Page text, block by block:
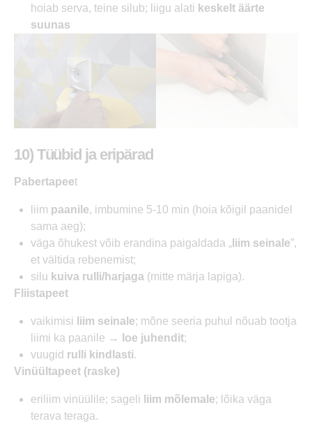
hoiab serva, teine silub; liigu alati keskelt äärte
suunas
10) Tüübid ja eripärad
Pabertapeet
liim paanile, imbumine 5-10 min (hoia kõigil paanidel
sama aeg);
väga õhukest võib erandina paigaldada „ liim seinale”,
et vältida rebenemist;
silu kuiva rulli/harjaga (mitte märja lapiga).
Fliistapeet
vaikimisi liim seinale; mõne seeria puhul nõuab tootja
liimi ka paanile →
loe juhendit;
vuugid rulli kindlasti.
Vinüültapeet (raske)
eriliim vinüülile; sageli liim mõlemale; lõika väga
terava teraga.